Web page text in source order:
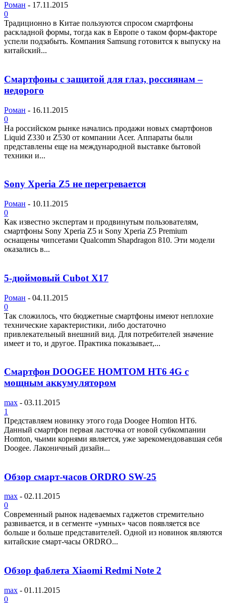
Роман - 17.11.2015
0
Традиционно в Китае пользуются спросом смартфоны
раскладной формы, тогда как в Европе о таком форм-факторе
успели подзабыть. Компания Samsung готовится к выпуску на
китайский...
Смартфоны с защитой для глаз, россиянам –
недорого
Роман - 16.11.2015
0
На российском рынке начались продажи новых смартфонов
Liquid Z330 и Z530 от компании Acer. Аппараты были
представлены еще на международной выставке бытовой
техники и...
Sony Xperia Z5 не перегревается
Роман - 10.11.2015
0
Как известно экспертам и продвинутым пользователям,
смартфоны Sony Xperia Z5 и Sony Xperia Z5 Premium
оснащены чипсетами Qualcomm Shapdragon 810. Эти модели
оказались в...
5-дюймовый Cubot X17
Роман - 04.11.2015
0
Так сложилось, что бюджетные смартфоны имеют неплохие
технические характеристики, либо достаточно
привлекательный внешний вид. Для потребителей значение
имеет и то, и другое. Практика показывает,...
Смартфон DOOGEE HOMTOM HT6 4G с
мощным аккумулятором
max - 03.11.2015
1
Представляем новинку этого года Doogee Homton HT6.
Данный смартфон первая ласточка от новой субкомпании
Homton, чьими корнями является, уже зарекомендовавшая себя
Doogee. Лаконичный дизайн...
Обзор смарт-часов ORDRO SW-25
max - 02.11.2015
0
Современный рынок надеваемых гаджетов стремительно
развивается, и в сегменте «умных» часов появляется все
больше и больше представителей. Одной из новинок являются
китайские смарт-часы ORDRO...
Обзор фаблета Xiaomi Redmi Note 2
max - 01.11.2015
0